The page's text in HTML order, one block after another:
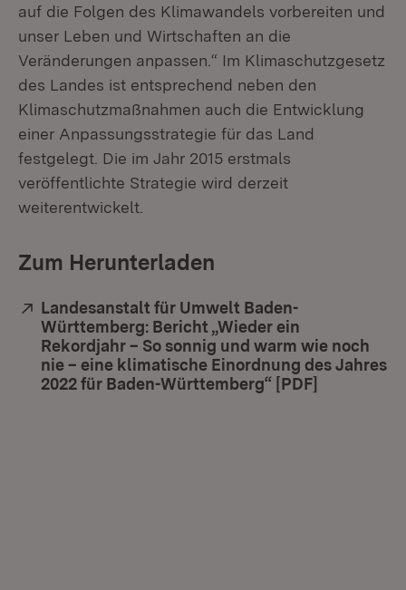
auf die Folgen des Klimawandels vorbereiten und
unser Leben und Wirtschaften an die
Veränderungen anpassen.“ Im Klimaschutzgesetz
des Landes ist entsprechend neben den
Klimaschutzmaßnahmen auch die Entwicklung
einer Anpassungsstrategie für das Land
festgelegt. Die im Jahr 2015 erstmals
veröffentlichte Strategie wird derzeit
weiterentwickelt.
Zum Herunterladen
Extern:
Landesanstalt für Umwelt Baden-
Württemberg: Bericht „Wieder ein
Rekordjahr – So sonnig und warm wie noch
nie – eine klimatische Einordnung des Jahres
2022 für Baden-Württemberg“ [PDF]